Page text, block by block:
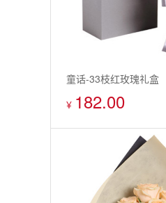
童话-33枝红玫瑰礼盒
¥ 182.00